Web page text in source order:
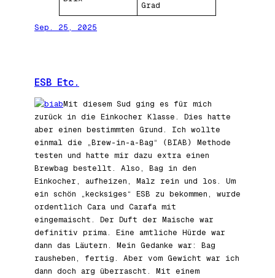
Grad
Sep. 25, 2025
ESB Etc.
Mit diesem Sud ging es für mich
zurück in die Einkocher Klasse. Dies hatte
aber einen bestimmten Grund. Ich wollte
einmal die „Brew-in-a-Bag“ (BIAB) Methode
testen und hatte mir dazu extra einen
Brewbag bestellt. Also, Bag in den
Einkocher, aufheizen, Malz rein und los. Um
ein schön „kecksiges“ ESB zu bekommen, wurde
ordentlich Cara und Carafa mit
eingemaischt. Der Duft der Maische war
definitiv prima. Eine amtliche Hürde war
dann das Läutern. Mein Gedanke war: Bag
rausheben, fertig. Aber vom Gewicht war ich
dann doch arg überrascht. Mit einem